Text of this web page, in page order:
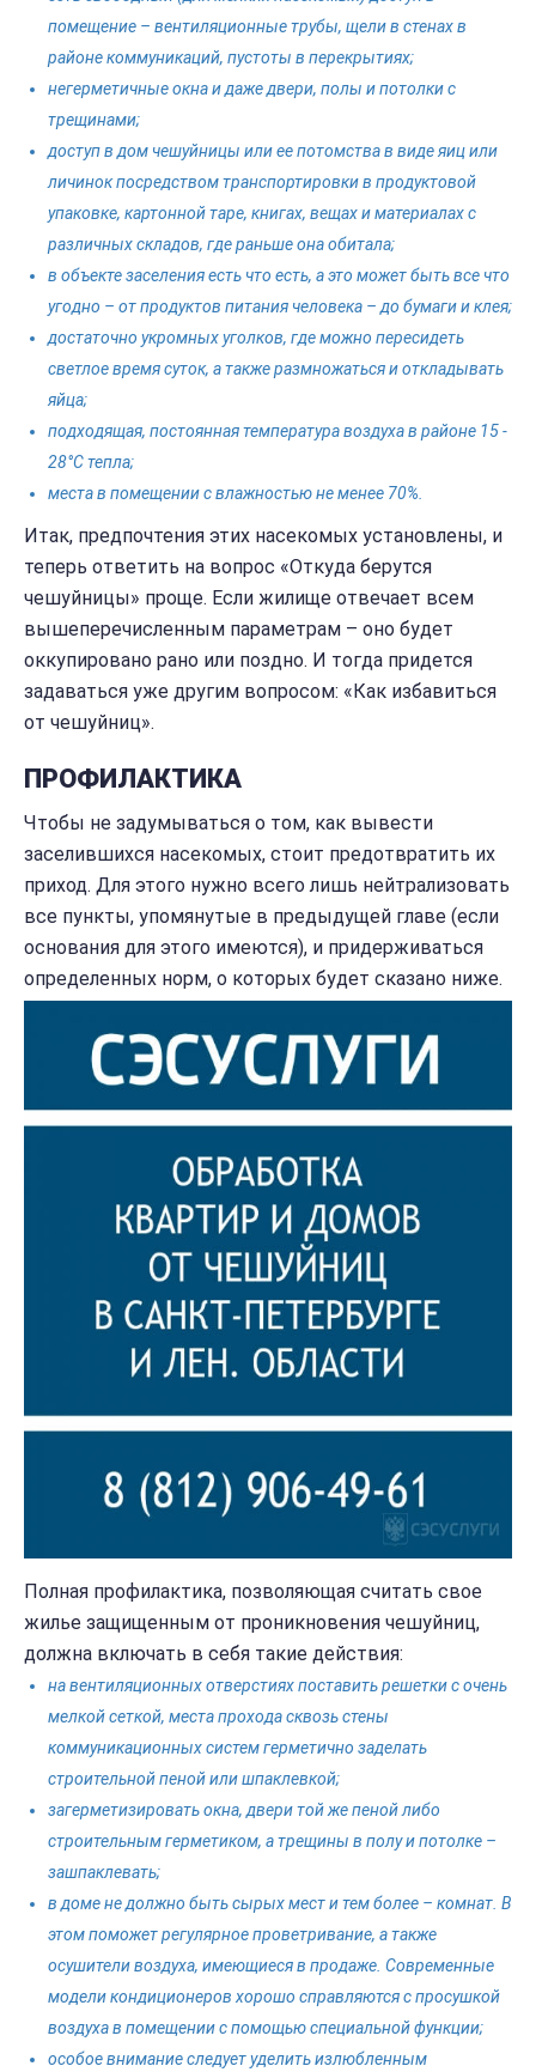
помещение – вентиляционные трубы, щели в стенах в
районе коммуникаций, пустоты в перекрытиях;
негерметичные окна и даже двери, полы и потолки с
трещинами;
доступ в дом чешуйницы или ее потомства в виде яиц или
личинок посредством транспортировки в продуктовой
упаковке, картонной таре, книгах, вещах и материалах с
различных складов, где раньше она обитала;
в объекте заселения есть что есть, а это может быть все что
угодно – от продуктов питания человека – до бумаги и клея;
достаточно укромных уголков, где можно пересидеть
светлое время суток, а также размножаться и откладывать
яйца;
подходящая, постоянная температура воздуха в районе 15 -
28°C тепла;
места в помещении с влажностью не менее 70%.
Итак, предпочтения этих насекомых установлены, и
теперь ответить на вопрос «Откуда берутся
чешуйницы» проще. Если жилище отвечает всем
вышеперечисленным параметрам – оно будет
оккупировано рано или поздно. И тогда придется
задаваться уже другим вопросом: «Как избавиться
от чешуйниц».
ПРОФИЛАКТИКА
Чтобы не задумываться о том, как вывести
заселившихся насекомых, стоит предотвратить их
приход. Для этого нужно всего лишь нейтрализовать
все пункты, упомянутые в предыдущей главе (если
основания для этого имеются), и придерживаться
определенных норм, о которых будет сказано ниже.
Полная профилактика, позволяющая считать свое
жилье защищенным от проникновения чешуйниц,
должна включать в себя такие действия:
на вентиляционных отверстиях поставить решетки с очень
мелкой сеткой, места прохода сквозь стены
коммуникационных систем герметично заделать
строительной пеной или шпаклевкой;
загерметизировать окна, двери той же пеной либо
строительным герметиком, а трещины в полу и потолке –
зашпаклевать;
в доме не должно быть сырых мест и тем более – комнат. В
этом поможет регулярное проветривание, а также
осушители воздуха, имеющиеся в продаже. Современные
модели кондиционеров хорошо справляются с просушкой
воздуха в помещении с помощью специальной функции;
особое внимание следует уделить излюбленным